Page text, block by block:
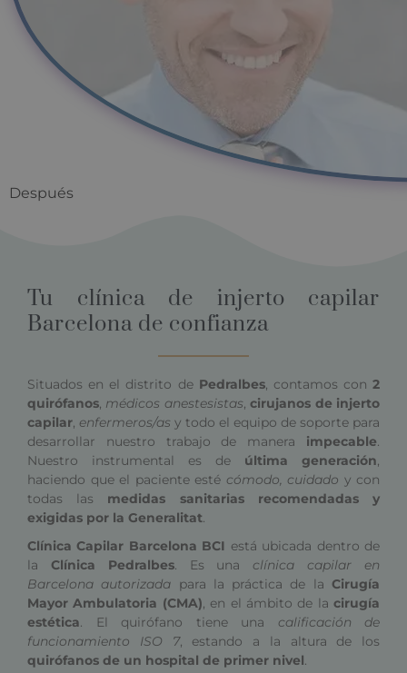
Tu clínica de injerto capilar
Barcelona de confianza
Situados en el distrito de Pedralbes, contamos con 2
quirófanos, médicos anestesistas,cirujanos de injerto
capilar, enfermeros/as y todo el equipo de soporte para
desarrollar nuestro trabajo de manera impecable.
Nuestro instrumental es de última generación,
haciendo que el paciente esté cómodo, cuidado y con
todas las medidas sanitarias recomendadas y
exigidas por la Generalitat.
Clínica Capilar Barcelona BCI está ubicada dentro de
la Clínica Pedralbes. Es una clínica capilar en
Barcelona autorizada para la práctica de laCirugía
Mayor Ambulatoria (CMA), en el ámbito de la cirugía
estética. El quirófano tiene una calificación de
funcionamiento ISO 7, estando a la altura de los
quirófanos de un hospital de primer nivel.